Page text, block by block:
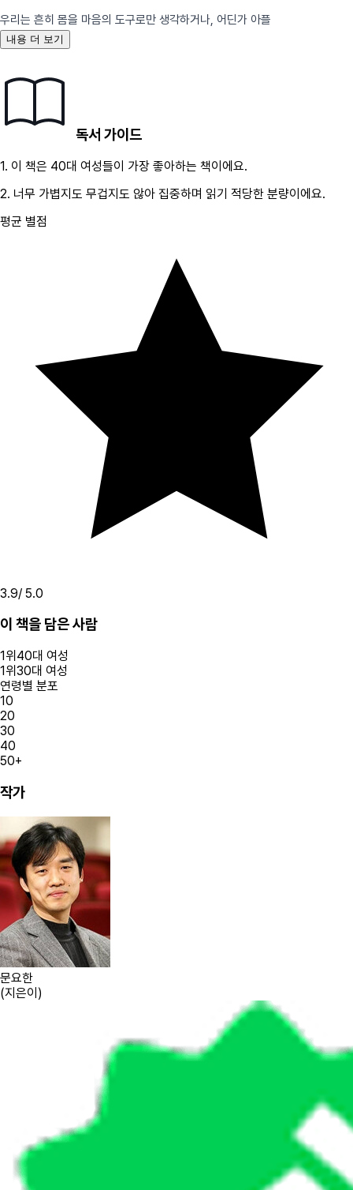
우리는 흔히 몸을 마음의 도구로만 생각하거나, 어딘가 아플
내용 더 보기
독서 가이드
1. 이 책은 40대 여성들이 가장 좋아하는 책이에요.
2. 너무 가볍지도 무겁지도 않아 집중하며 읽기 적당한 분량이에요.
평균 별점
3.9/ 5.0
이 책을 담은 사람
1위 40대 여성
1위 30대 여성
연령별 분포
10
20
30
40
50+
작가
문요한
(지은이 )